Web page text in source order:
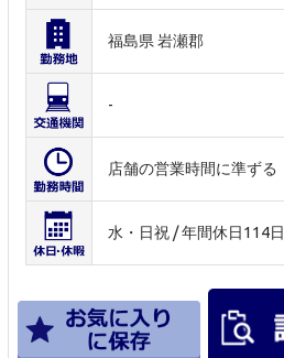
福島県 岩瀬郡
-
店舗の営業時間に準ずる
水・日祝 / 年間休日114日